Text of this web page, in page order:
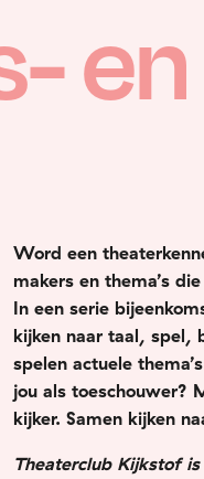
Word een
makers en thema’s
In een serie
kijken naar taal, spel,
spelen actuele
jou als toeschouwer?
kijker. Samen kijken
Theaterclub Kijkstof